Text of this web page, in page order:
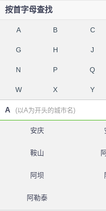
按首字母查找
A B C
G H J
N P Q
W X Y
A (以A为开头的城市名)
安庆
鞍山
阿坝
阿勒泰